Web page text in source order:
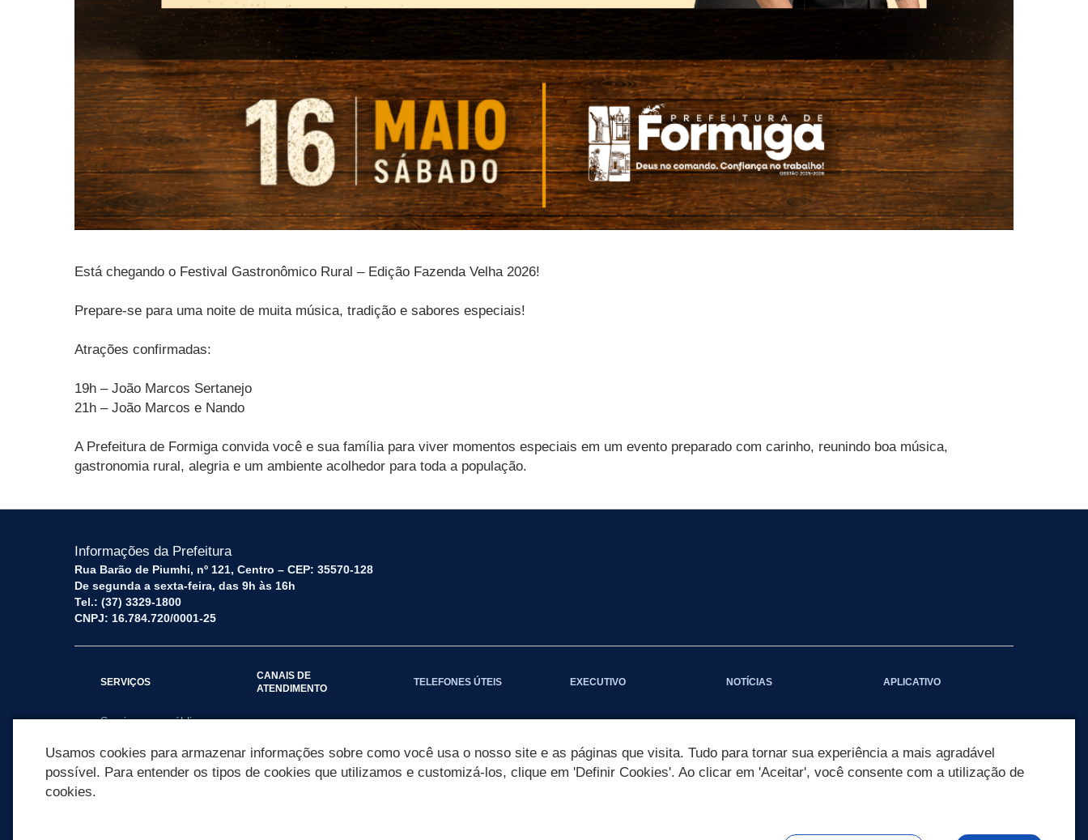
Está chegando o Festival Gastronômico Rural – Edição Fazenda Velha 2026!
Prepare-se para uma noite de muita música, tradição e sabores especiais!
Atrações confirmadas:
19h – João Marcos Sertanejo
21h – João Marcos e Nando
A Prefeitura de Formiga convida você e sua família para viver momentos especiais em um evento preparado com carinho, reunindo boa música,
gastronomia rural, alegria e um ambiente acolhedor para toda a população.
Informações da Prefeitura
Rua Barão de Piumhi, nº 121, Centro – CEP: 35570-128
De segunda a sexta-feira, das 9h às 16h
Tel.: (37) 3329-1800
CNPJ: 16.784.720/0001-25
SERVIÇOS
Serviços por público
CANAIS DE
ATENDIMENTO
TELEFONES ÚTEIS EXECUTIVO NOTÍCIAS APLICATIVO
Usamos cookies para armazenar informações sobre como você usa o nosso site e as páginas que visita. Tudo para tornar sua experiência a mais agradável
possível. Para entender os tipos de cookies que utilizamos e customizá-los, clique em 'Definir Cookies'. Ao clicar em 'Aceitar', você consente com a utilização de
cookies.